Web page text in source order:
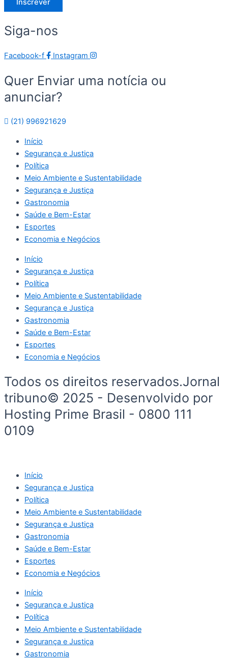
Inscrever
Siga-nos
Facebook-f Instagram
Quer Enviar uma notícia ou
anunciar?
(21) 996921629
Início
Segurança e Justiça
Política
Meio Ambiente e Sustentabilidade
Segurança e Justiça
Gastronomia
Saúde e Bem-Estar
Esportes
Economia e Negócios
Início
Segurança e Justiça
Política
Meio Ambiente e Sustentabilidade
Segurança e Justiça
Gastronomia
Saúde e Bem-Estar
Esportes
Economia e Negócios
Todos os direitos reservados.Jornal
tribuno© 2025 - Desenvolvido por
Hosting Prime Brasil - 0800 111
0109
Início
Segurança e Justiça
Política
Meio Ambiente e Sustentabilidade
Segurança e Justiça
Gastronomia
Saúde e Bem-Estar
Esportes
Economia e Negócios
Início
Segurança e Justiça
Política
Meio Ambiente e Sustentabilidade
Segurança e Justiça
Gastronomia